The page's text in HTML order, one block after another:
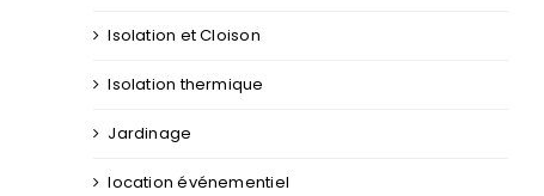
Isolation et Cloison
Isolation thermique
Jardinage
location événementiel